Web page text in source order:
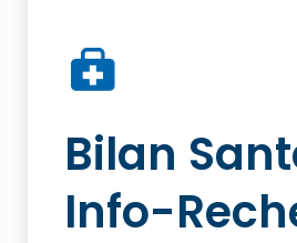
Bilan
Info-